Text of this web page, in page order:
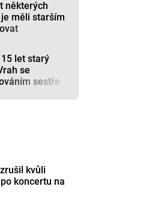
některých
měli starším
let starý
se
sestře
kvůli
koncertu na